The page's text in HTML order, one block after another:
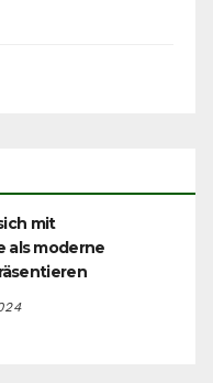
mit
als moderne